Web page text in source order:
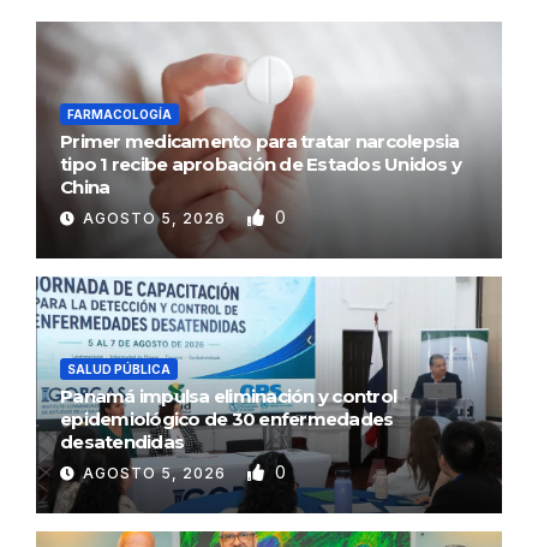
FARMACOLOGÍA
Primer medicamento para tratar narcolepsia
tipo 1 recibe aprobación de Estados Unidos y
China
AGOSTO 5, 2026 0
SALUD PÚBLICA
Panamá impulsa eliminación y control
epidemiológico de 30 enfermedades
desatendidas
AGOSTO 5, 2026 0